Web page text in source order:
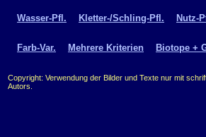
Wasser-Pfl. Kletter-/Schling-Pfl. Nutz-
Farb-Var. Mehrere Kriterien Biotope +
Copyright: Verwendung der Bilder und Texte nur mit
Autors.